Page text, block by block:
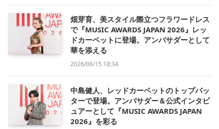
畑芽育、美スタイル際立つフラワードレス
で『MUSIC AWARDS JAPAN 2026』レッ
ドカーペットに登場。アンバサダーとして
華を添える
2026/06/15 18:34
中島健人、レッドカーペットのトップバッ
ターで登場。アンバサダー＆公式インタビ
ュアーとして『MUSIC AWARDS JAPAN
2026』を彩る